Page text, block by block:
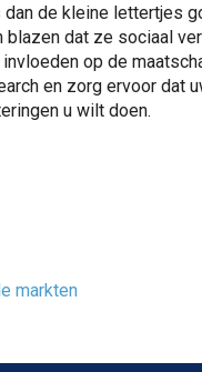
de kleine lettertjes
dat ze sociaal
op de
en zorg ervoor dat
u wilt doen.
markten